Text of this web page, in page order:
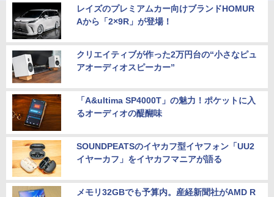
レイズのプレミアムカー向けブランドHOMUR
Aから「2×9R」が登場！
クリエイティブが作った2万円台の“小さなピュ
アオーディオスピーカー”
「A&ultima SP4000T」の魅力！ポケットに入
るオーディオの醍醐味
SOUNDPEATSのイヤカフ型イヤフォン「UU2
イヤーカフ」をイヤカフマニアが語る
メモリ32GBでも予算内。産経新聞社がAMD R